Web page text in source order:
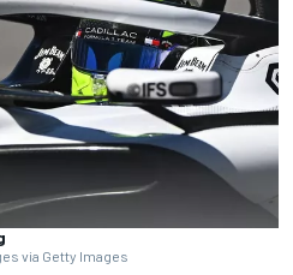
via Getty Images